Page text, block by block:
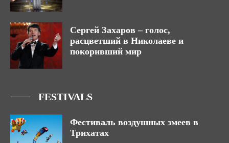
Сергей Захаров – голос,
расцветший в Николаеве и
покоривший мир
FESTIVALS
Фестиваль воздушных змеев в
Трихатах